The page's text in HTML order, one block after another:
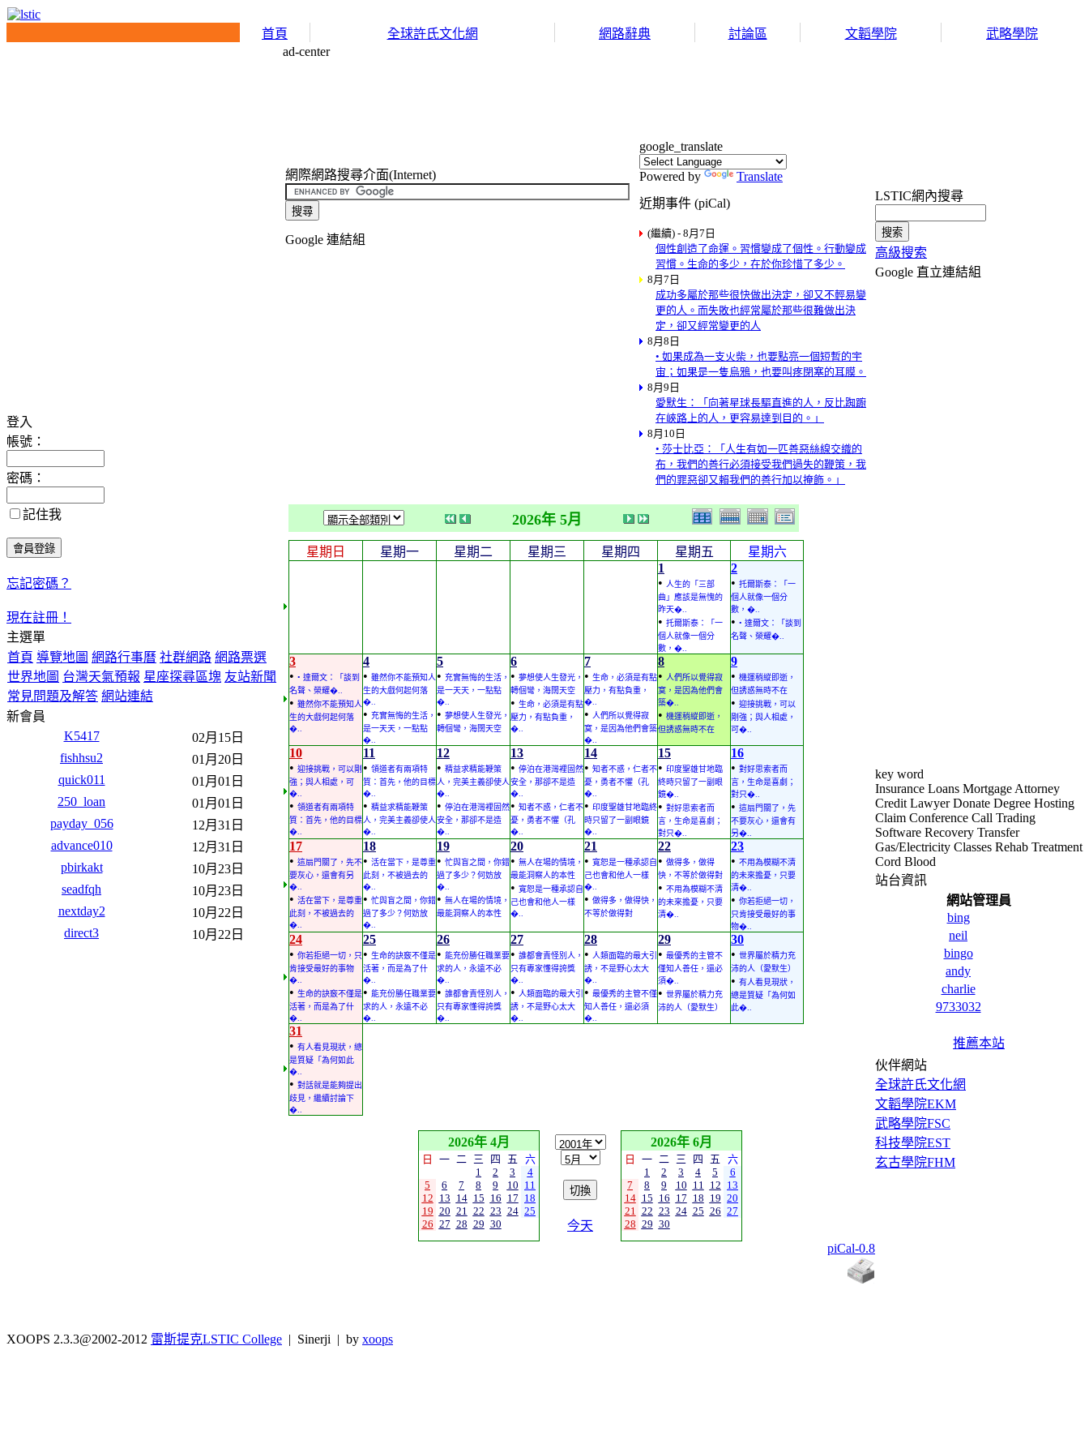
首頁 全球許氏文化網 網路辭典 討論區 文韜學院 武略學院
登入
帳號：
密碼：
記住我
忘記密碼？
現在註冊！
主選單
首頁 導覽地圖 網路行事曆 社群網路 網路票選
世界地圖 台灣天氣預報 星座探尋區塊 友站新聞
常見問題及解答 網站連結
新會員
K5417
02月15日
fishhsu2
01月20日
quick011
01月01日
250_loan
01月01日
payday_056
12月31日
advance010
12月31日
pbirkakt
10月23日
seadfqh
10月23日
nextday2
10月22日
direct3
10月22日
ad-center
網際網路搜尋介面(Internet)
Google 連結組
google_translate
Powered by
Translate
近期事件 (piCal)
(繼續) - 8月7日
個性創造了命運。習慣變成了個性。行動變成
習慣。生命的多少，在於你珍惜了多少。
8月7日
成功多屬於那些很快做出決定，卻又不輕易變
更的人。而失敗也經常屬於那些很難做出決
定，卻又經常變更的人
8月8日
• 如果成為一支火柴，也要點亮一個短暫的宇
宙；如果是一隻烏鴉，也要叫疼閉塞的耳膜。
8月9日
愛默生：「向著星球長驅直進的人，反比踟躕
在峽路上的人，更容易達到目的。」
8月10日
• 莎士比亞：「人生有如一匹善惡絲線交織的
布，我們的善行必須接受我們過失的鞭策，我
們的罪惡卻又賴我們的善行加以掩飾。」
2026年 5月
星期日 星期一 星期二 星期三 星期四 星期五
星期六
1
• 人生的「三部
曲」應該是無愧的
昨天�..
• 托爾斯泰：「一
個人就像一個分
數，�..
2
• 托爾斯泰：「一
個人就像一個分
數，�..
• • 達爾文：「談到
名聲、榮耀�..
3
• • 達爾文：「談到
名聲、榮耀�..
• 雖然你不能預知人
生的大戲何起何落
�..
4
• 雖然你不能預知人
生的大戲何起何落
�..
• 充實無悔的生活，
是一天天，一點點
�..
5
• 充實無悔的生活，
是一天天，一點點
�..
• 夢想使人生發光，
轉個彎，海闊天空
6
• 夢想使人生發光，
轉個彎，海闊天空
• 生命，必須是有點
壓力，有點負重，
�..
7
• 生命，必須是有點
壓力，有點負重，
�..
• 人們所以覺得寂
寞，是因為他們會築
�..
8
• 人們所以覺得寂
寞，是因為他們會
築�..
• 機運稍縱即逝，
但誘惑無時不在
9
• 機運稍縱即逝，
但誘惑無時不在
• 迎接挑戰，可以
剛強；與人相處，
可�..
10
• 迎接挑戰，可以剛
強；與人相處，可
�..
• 領道者有兩項特
質：首先，他的目標
�..
11
• 領道者有兩項特
質：首先，他的目標
�..
• 精益求精能鞭策
人，完美主義卻使人
�..
12
• 精益求精能鞭策
人，完美主義卻使人
�..
• 停泊在港灣裡固然
安全，那卻不是造
�..
13
• 停泊在港灣裡固然
安全，那卻不是造
�..
• 知者不惑，仁者不
憂，勇者不懼（孔
�..
14
• 知者不惑，仁者不
憂，勇者不懼（孔
�..
• 印度聖雄甘地臨終
時只留了一副眼鏡
�..
15
• 印度聖雄甘地臨
終時只留了一副眼
鏡�..
• 對好思索者而
言，生命是喜劇；
對只�..
16
• 對好思索者而
言，生命是喜劇；
對只�..
• 這扇門關了，先
不要灰心，還會有
另�..
17
• 這扇門關了，先不
要灰心，還會有另
�..
• 活在當下，是尊重
此刻，不被過去的
�..
18
• 活在當下，是尊重
此刻，不被過去的
�..
• 忙與盲之間，你錯
過了多少？何妨放
�..
19
• 忙與盲之間，你錯
過了多少？何妨放
�..
• 無人在場的情境，
最能洞察人的本性
20
• 無人在場的情境，
最能洞察人的本性
• 寬恕是一種承認自
己也會和他人一樣
�..
21
• 寬恕是一種承認自
己也會和他人一樣
�..
• 做得多，做得快，
不等於做得對
22
• 做得多，做得
快，不等於做得對
• 不用為模糊不清
的未來擔憂，只要
清�..
23
• 不用為模糊不清
的未來擔憂，只要
清�..
• 你若拒絕一切，
只肯接受最好的事
物�..
24
• 你若拒絕一切，只
肯接受最好的事物
�..
• 生命的訣竅不僅是
活著，而是為了什
�..
25
• 生命的訣竅不僅是
活著，而是為了什
�..
• 能充份勝任職業要
求的人，永遠不必
�..
26
• 能充份勝任職業要
求的人，永遠不必
�..
• 誰都會責怪別人，
只有專家懂得誇獎
�..
27
• 誰都會責怪別人，
只有專家懂得誇獎
�..
• 人類面臨的最大引
誘，不是野心太大
�..
28
• 人類面臨的最大引
誘，不是野心太大
�..
• 最優秀的主管不僅
知人善任，還必須
�..
29
• 最優秀的主管不
僅知人善任，還必
須�..
• 世界屬於精力充
沛的人（愛默生）
30
• 世界屬於精力充
沛的人（愛默生）
• 有人看見現狀，
總是質疑「為何如
此�..
31
• 有人看見現狀，總
是質疑「為何如此
�..
• 對話就是能夠提出
歧見，繼續討論下
�..
2026年 4月
日 一 二 三 四 五
六
1
2 3
4
5
6 7 8 9 10 11
12 13 14 15 16 17 18
19 20 21 22 23 24 25
26 27 28 29 30 今天
2026年 6月
日 一 二 三 四 五
六
1
2 3 4 5
6
7
8 9 10 11 12 13
14 15 16 17 18 19 20
21 22 23 24 25 26 27
28 29 30
piCal-0.8
LSTIC網內搜尋
高級搜索
Google 直立連結組
key word
Insurance Loans Mortgage Attorney
Credit Lawyer Donate Degree Hosting
Claim Conference Call Trading
Software Recovery Transfer
Gas/Electricity Classes Rehab Treatment
Cord Blood
站台資訊
網站管理員
bing
neil
bingo
andy
charlie
9733032
推薦本站
伙伴網站
全球許氏文化網
文韜學院EKM
武略學院FSC
科技學院EST
玄古學院FHM
XOOPS 2.3.3@2002-2012 雷斯提克LSTIC College | Sinerji | by xoops